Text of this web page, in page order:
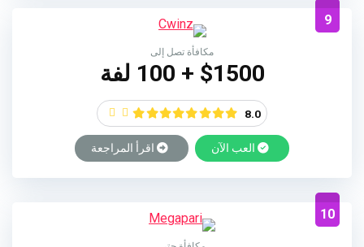
9
مكافأة تصل إلى
$1500 + 100 لفة
8.0
العب الآن اقرأ المراجعة
10